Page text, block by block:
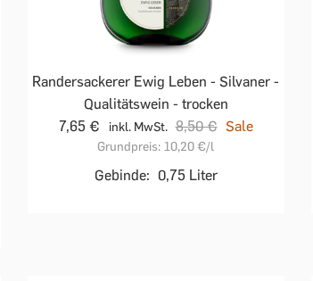
Randersackerer Ewig Leben - Silvaner -
Qualitätswein - trocken
7,65 €
inkl. MwSt. 8,50 € Sale
Grundpreis: 10,20 €/l
Gebinde: 0,75 Liter